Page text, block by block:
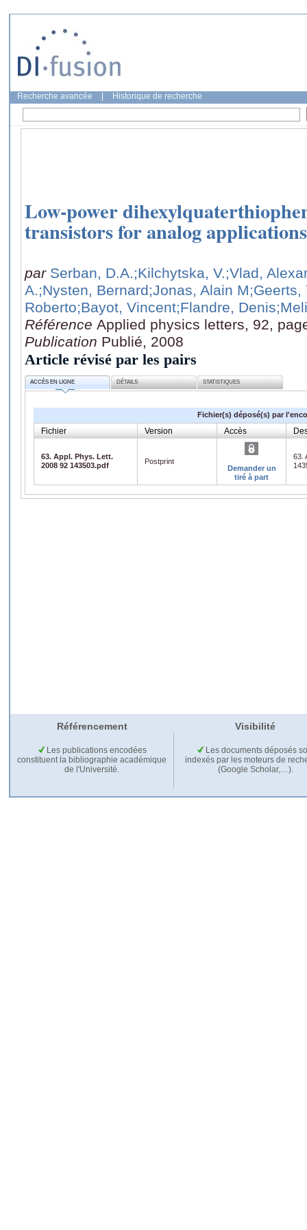
Recherche avancée Historique de recherche
Low-power
transistors for analog applications
par Serban, D.A.;Kilchytska, V.;Vlad,
A.;Nysten, Bernard;Jonas, Alain M;Geerts,
Roberto;Bayot, Vincent;Flandre, Denis
Référence Applied physics letters, 92,
Publication Publié, 2008
Article révisé par les pairs
ACCÈS EN LIGNE DÉTAILS STATISTIQUES
Fichier(s) déposé(s) par
Fichier Version Accès
63. Appl. Phys. Lett.
2008 92 143503.pdf
Postprint
Demander un
tiré à part
63.
Référencement Visibilité
Les publications encodées
constituent la bibliographie académique
de l'Université.
Les documents déposés
indexés par les moteurs de
(Google Scholar,…).